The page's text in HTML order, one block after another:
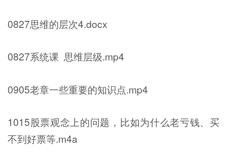
0827思维的层次4.docx
0827系统课 思维层级.mp4
0905老章一些重要的知识点.mp4
1015股票观念上的问题，比如为什么老亏钱、买
不到好票等.m4a